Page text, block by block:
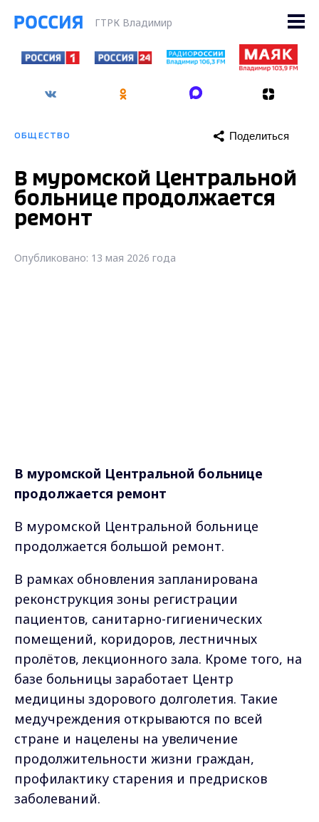
ГТРК Владимир
ОБЩЕСТВО Поделиться
В муромской Центральной
больнице продолжается
ремонт
Опубликовано: 13 мая 2026 года
В муромской Центральной больнице
продолжается ремонт
В муромской Центральной больнице
продолжается большой ремонт.
В рамках обновления запланирована
реконструкция зоны регистрации
пациентов, санитарно-гигиенических
помещений, коридоров, лестничных
пролётов, лекционного зала. Кроме того, на
базе больницы заработает Центр
медицины здорового долголетия. Такие
медучреждения открываются по всей
стране и нацелены на увеличение
продолжительности жизни граждан,
профилактику старения и предрисков
заболеваний.